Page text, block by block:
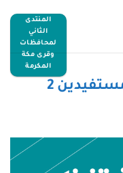
المنتدى
الثاني
لمحافظات
وقرى مكة
المكرمة
2